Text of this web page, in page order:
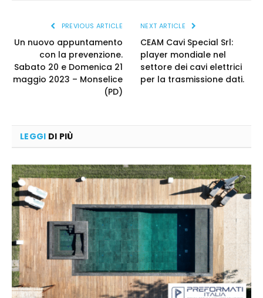
PREVIOUS ARTICLE
Un nuovo appuntamento
con la prevenzione.
Sabato 20 e Domenica 21
maggio 2023 – Monselice
(PD)
NEXT ARTICLE
CEAM Cavi Special Srl:
player mondiale nel
settore dei cavi elettrici
per la trasmissione dati.
LEGGI DI PIÙ